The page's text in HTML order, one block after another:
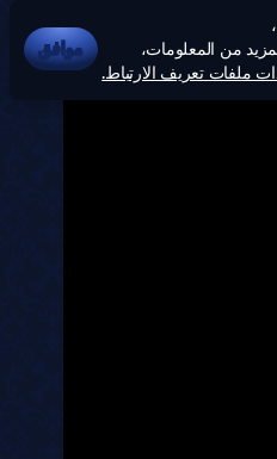
من المعلومات،
ملفات تعريف الارتباط.
موافق